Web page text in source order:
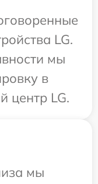
LG.
мы
в
центр LG.
мы